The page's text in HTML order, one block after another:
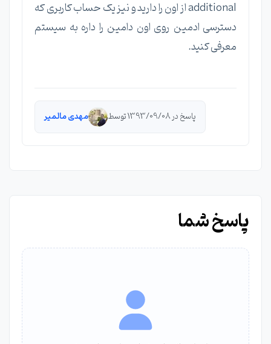
additional از اون را دارید و نیز یک حساب کاربری که
دسترسی ادمین روی اون دامین را داره به سیستم
معرفی کنید.
پاسخ در 1393/09/08 توسط مهدی مالمیر
پاسخ شما